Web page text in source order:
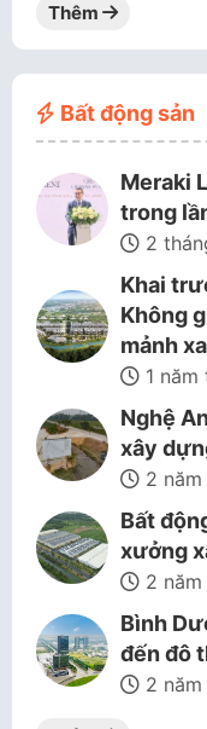
Thêm
Bất động sản
Meraki
trong
2
Khai
Không
mảnh
1
Nghệ
xây
2
Bất
xưởng
2
Bình
đến đô
2